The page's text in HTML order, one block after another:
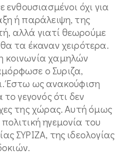
ενθουσιασμένοι όχι για
ή παράλειψη, της
αλλά γιατί θεωρούμε
τα έκαναν χειρότερα.
κοινωνία χαμηλών
ο Συριζα,
Έστω ως ανακούφιση
γεγονός ότι δεν
της χώρας. Αυτή όμως
ηγεμονία του
ΣΥΡΙΖΑ, της ιδεολογίας